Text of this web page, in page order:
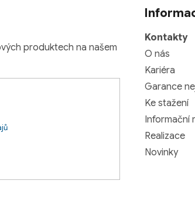
produktech na našem
Kontakty
O nás
Kariéra
Garance
Ke stažení
Informační
Realizace
Novinky